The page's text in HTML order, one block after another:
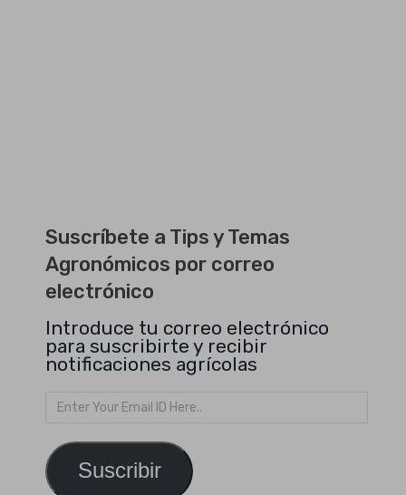
Suscríbete a Tips y Temas
Agronómicos por correo
electrónico
Introduce tu correo electrónico
para suscribirte y recibir
notificaciones agrícolas
Dirección
de
Suscribir